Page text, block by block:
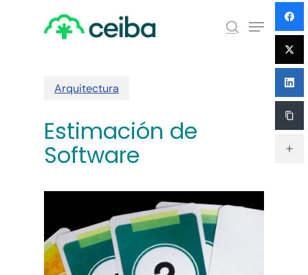
search
Menu
Arquitectura
Estimación de
Software
Menu